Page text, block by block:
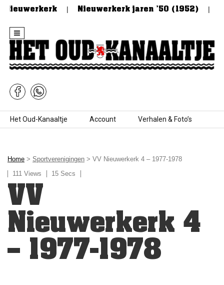
Nieuwerkerk jaren ’50 (1952)
Skip to content
Het Oud-Kanaaltje Account Verhalen & Foto’s
Home > Sportverenigingen > VV Nieuwerkerk 4 – 1977-1978
111 Views
15 Secs
VV
Nieuwerkerk 4
– 1977-1978